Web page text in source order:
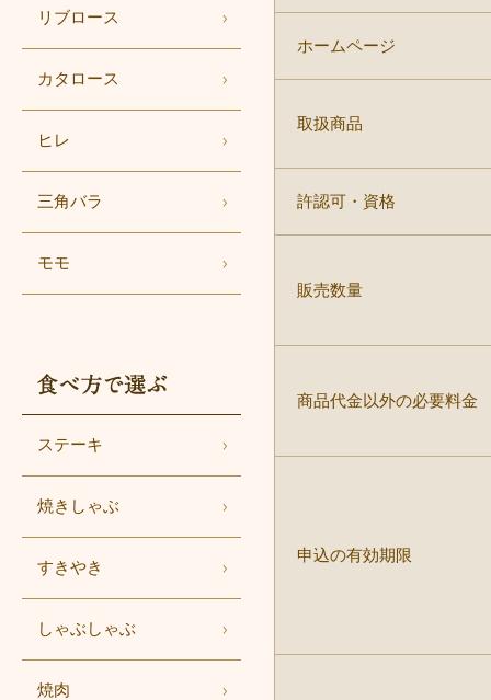
ホームページ
取扱商品
許認可・資格
販売数量
商品代金以外の必要料金
申込の有効期限
リブロース
カタロース
ヒレ
三角バラ
モモ
ステーキ
焼きしゃぶ
すきやき
しゃぶしゃぶ
焼肉